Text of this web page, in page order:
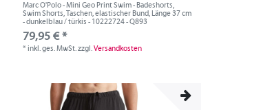
Marc O'Polo - Mini Geo Print Swim - Badeshorts,
Swim Shorts, Taschen, elastischer Bund, Länge 37 cm
- dunkelblau / türkis - 10222724 - Q893
79,95 € *
*inkl. ges. MwSt.zzgl.Versandkosten